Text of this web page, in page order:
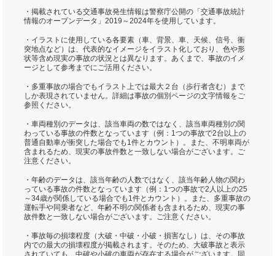
・掲載されている交通事故発生情報は警察庁公開の「交通事故統計
情報のオープンデータ」2019～2024年を使用しています。
・イラストに使用している各要素（車、背景、車、天候、信号、衝
突地点など）は、代表的なイメージをイラスト化しており、色や形
状等含め現実の事故の状況とは異なります。あくまで、事故のイメ
ージとして参考までにご活用ください。
・多重事故の場合でもイラスト上では最大２台（歩行者含む）まで
しか表現されていません。詳細は事故の個別ページの文字情報をご
参照ください。
・車両種別のデータは、該当車両の数ではなく、該当車両種別の関
わっている事故の件数となっています（例：1つの事故で2台以上の
普通自動車が衝突した場合でも1件とカウント）。また、不明車両が
含まれるため、現実の事故件数と一致しない場合がございます。ご
注意ください。
・年齢のデータは、該当年齢の人数ではなく、該当年齢人物の関わ
っている事故の件数となっています（例：1つの事故で2人以上の25
～34歳が関係している場合でも1件とカウント）。また、多重事故の
運転手や同乗者など、年齢不明の関係者も含まれるため、現実の事
故件数と一致しない場合がございます。ご注意ください。
・事故毎の損壊程度（大破・中破・小破・損害なし）は、その事故
内での最大の損壊程度が掲載されます。そのため、大破事故と表示
されていても、中破や小破の車両が存在する場合がございます。同